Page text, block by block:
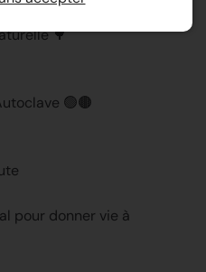
de détente sur une
🌳
🟢🟤
pour donner vie à